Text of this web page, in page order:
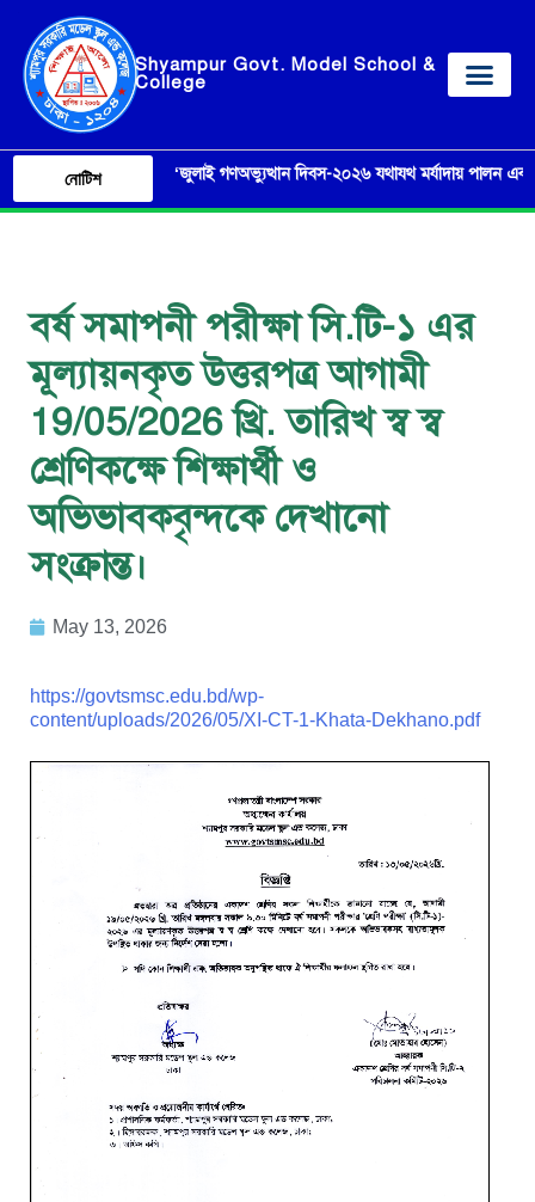
Shyampur Govt. Model School &
College
নোটিশ
০৫ আগষ্ট ‘জুলাই গণঅভ্যুত্থান দিবস-২০২৬ যথাযথ মর্যাদায় পালন এবং এ
বর্ষ সমাপনী পরীক্ষা সি.টি-১ এর
মূল্যায়নকৃত উত্তরপত্র আগামী
19/05/2026 খ্রি. তারিখ স্ব স্ব
শ্রেণিকক্ষে শিক্ষার্থী ও
অভিভাবকবৃন্দকে দেখানো
সংক্রান্ত।
May 13, 2026
https://govtsmsc.edu.bd/wp-
content/uploads/2026/05/XI-CT-1-Khata-Dekhano.pdf